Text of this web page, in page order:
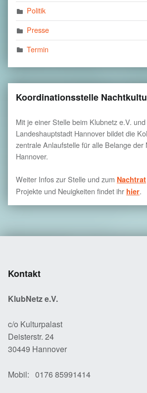
Politik
Presse
Termin
Koordinationsstelle
Mit je einer Stelle beim Klubnetz e.V.
Landeshauptstadt Hannover bildet die
zentrale Anlaufstelle für alle Belange der
Hannover.
Weiter Infos zur Stelle und zum Nachtrat
Projekte und Neuigkeiten findet ihr hier.
Kontakt
KlubNetz e.V.
c/o Kulturpalast
Deisterstr. 24
30449 Hannover
Mobil: 0176 85991414